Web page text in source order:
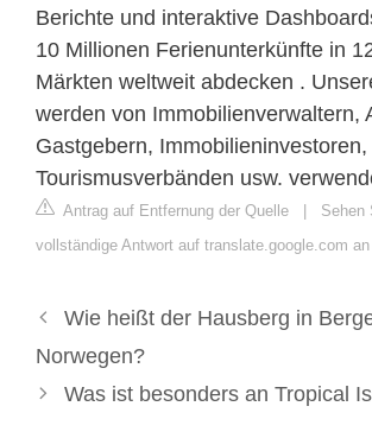
Berichte und interaktive
10 Millionen Ferienunterkünfte in
Märkten weltweit abdecken .
werden von Immobilienverwaltern,
Gastgebern,
Tourismusverbänden usw.
Antrag auf Entfernung der Quelle | Sehen
vollständige Antwort auf translate.google.com an
Wie heißt der Hausberg in
Norwegen?
Was ist besonders an Tropical